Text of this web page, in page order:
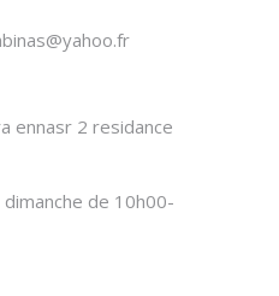
ennasr 2 residance
de 10h00-